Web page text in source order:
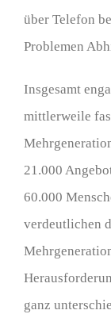
über Telefon
Problemen
Insgesamt
mittlerweile
21.000
60.000
verdeutlichen
ganz